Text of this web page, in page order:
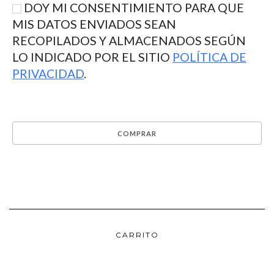
DOY MI CONSENTIMIENTO PARA QUE
MIS DATOS ENVIADOS SEAN
RECOPILADOS Y ALMACENADOS SEGÚN
LO INDICADO POR EL SITIO POLÍTICA DE
PRIVACIDAD.
CARRITO